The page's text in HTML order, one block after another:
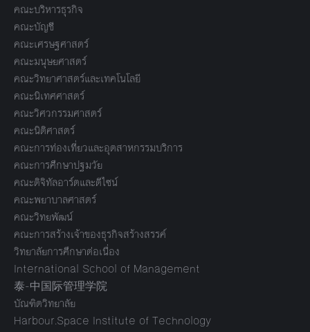
คณะบริหารธุรกิจ
คณะบัญชี
คณะเศรษฐศาสตร์
คณะมนุษยศาสตร์
คณะวิทยาศาสตร์และเทคโนโลยี
คณะนิเทศศาสตร์
คณะวิศวกรรมศาสตร์
คณะนิติศาสตร์
คณะการท่องเที่ยวและอุตสาหกรรมบริการ
คณะการศึกษาปฐมวัย
คณะดิจิทัลอาร์ตและดีไซน์
คณะพยาบาลศาสตร์
คณะวิทยพัฒน์
คณะการสร้างเจ้าของธุรกิจสร้างสรรค์
วิทยาลัยการศึกษาต่อเนื่อง
International School of Management
泰-中国际管理学院
บัณฑิตวิทยาลัย
Harbour.Space Institute of Technology